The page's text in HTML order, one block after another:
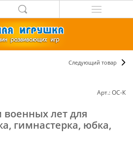
Следующий товар
Арт.: ОС-К
лет для
гимнастерка, юбка,